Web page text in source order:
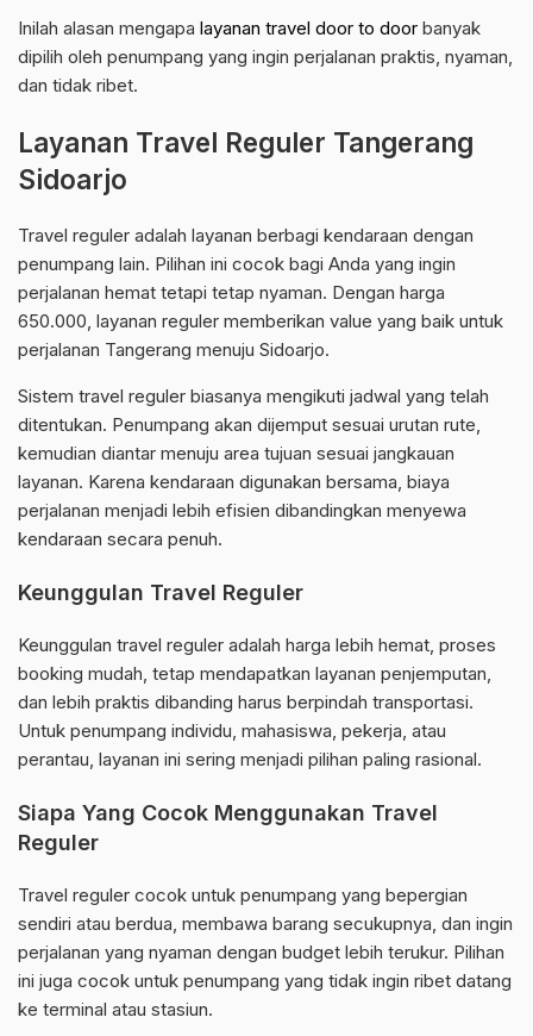
Inilah alasan mengapa layanan travel door to door banyak
dipilih oleh penumpang yang ingin perjalanan praktis, nyaman,
dan tidak ribet.
Layanan Travel Reguler Tangerang
Sidoarjo
Travel reguler adalah layanan berbagi kendaraan dengan
penumpang lain. Pilihan ini cocok bagi Anda yang ingin
perjalanan hemat tetapi tetap nyaman. Dengan harga
650.000, layanan reguler memberikan value yang baik untuk
perjalanan Tangerang menuju Sidoarjo.
Sistem travel reguler biasanya mengikuti jadwal yang telah
ditentukan. Penumpang akan dijemput sesuai urutan rute,
kemudian diantar menuju area tujuan sesuai jangkauan
layanan. Karena kendaraan digunakan bersama, biaya
perjalanan menjadi lebih efisien dibandingkan menyewa
kendaraan secara penuh.
Keunggulan Travel Reguler
Keunggulan travel reguler adalah harga lebih hemat, proses
booking mudah, tetap mendapatkan layanan penjemputan,
dan lebih praktis dibanding harus berpindah transportasi.
Untuk penumpang individu, mahasiswa, pekerja, atau
perantau, layanan ini sering menjadi pilihan paling rasional.
Siapa Yang Cocok Menggunakan Travel
Reguler
Travel reguler cocok untuk penumpang yang bepergian
sendiri atau berdua, membawa barang secukupnya, dan ingin
perjalanan yang nyaman dengan budget lebih terukur. Pilihan
ini juga cocok untuk penumpang yang tidak ingin ribet datang
ke terminal atau stasiun.